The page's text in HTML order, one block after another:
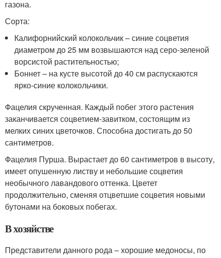
газона.
Сорта:
Калифорнийский колокольчик – синие соцветия
диаметром до 25 мм возвышаются над серо-зеленой
ворсистой растительностью;
Боннет – на кусте высотой до 40 см распускаются
ярко-синие колокольчики.
Фацелия скрученная. Каждый побег этого растения
заканчивается соцветием-завитком, состоящим из
мелких синих цветочков. Способна достигать до 50
сантиметров.
Фацелия Пурша. Вырастает до 60 сантиметров в высоту,
имеет опушенную листву и небольшие соцветия
необычного лавандового оттенка. Цветет
продолжительно, сменяя отцветшие соцветия новыми
бутонами на боковых побегах.
В хозяйстве
Представители данного рода – хорошие медоносы, по